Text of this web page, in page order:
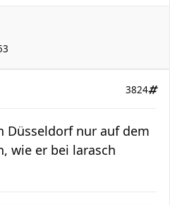
3824
Düsseldorf nur auf dem
wie er bei larasch